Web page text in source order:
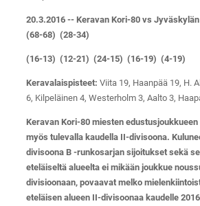
20.3.2016 -- Keravan Kori-80 vs
(68-68) (28-34)
(16-13) (12-21) (24-15) (16-19) (4-19)
Keravalaispisteet: Viita 19, Haanpää 19, H.
6, Kilpeläinen 4, Westerholm 3, Aalto 3,
Keravan Kori-80 miesten
myös tulevalla kaudella II-divisoona.
divisoona B -runkosarjan sijoitukset sekä
eteläiseltä alueelta ei mikään joukkue
divisioonaan, povaavat melko
eteläisen alueen II-divisoonaa kaudelle